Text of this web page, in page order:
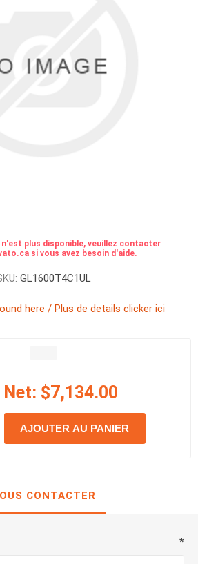
plus disponible, veuillez contacter
si vous avez besoin d'aide.
GL1600T4C1UL
here / Plus de details clicker ici
Net: $7,134.00
AJOUTER AU PANIER
CONTACTER
*